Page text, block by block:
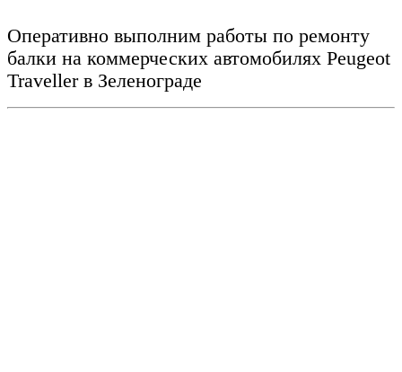
Оперативно выполним работы по ремонту
балки на коммерческих автомобилях Peugeot
Traveller в Зеленограде